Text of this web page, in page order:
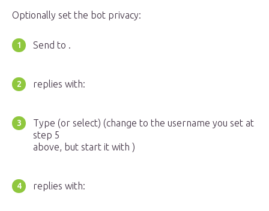
Optionally set the bot privacy:
Send to .
replies with:
Type (or select) (change to the username you set at
step 5
above, but start it with )
replies with: